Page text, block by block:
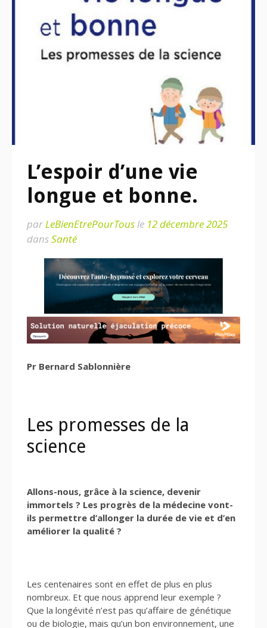
L’espoir d’une vie
longue et bonne.
parLeBienEtrePourTousle 12 décembre 2025
dansSanté
Pr Bernard Sablonnière
Les promesses de la
science
Allons-nous, grâce à la science, devenir
immortels ? Les progrès de la médecine vont-
ils permettre d’allonger la durée de vie et d’en
améliorer la qualité ?
Les centenaires sont en effet de plus en plus
nombreux. Et que nous apprend leur exemple ?
Que la longévité n’est pas qu’affaire de génétique
ou de biologie, mais qu’un bon environnement, une